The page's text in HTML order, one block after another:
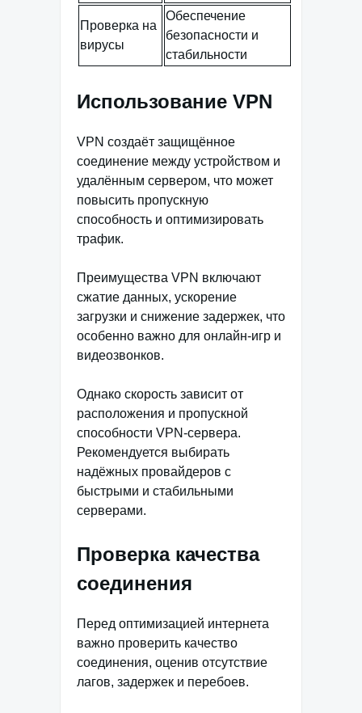
Проверка на
вирусы
Обеспечение
безопасности и
стабильности
Использование VPN
VPN создаёт защищённое
соединение между устройством и
удалённым сервером, что может
повысить пропускную
способность и оптимизировать
трафик.
Преимущества VPN включают
сжатие данных, ускорение
загрузки и снижение задержек, что
особенно важно для онлайн-игр и
видеозвонков.
Однако скорость зависит от
расположения и пропускной
способности VPN-сервера.
Рекомендуется выбирать
надёжных провайдеров с
быстрыми и стабильными
серверами.
Проверка качества
соединения
Перед оптимизацией интернета
важно проверить качество
соединения, оценив отсутствие
лагов, задержек и перебоев.